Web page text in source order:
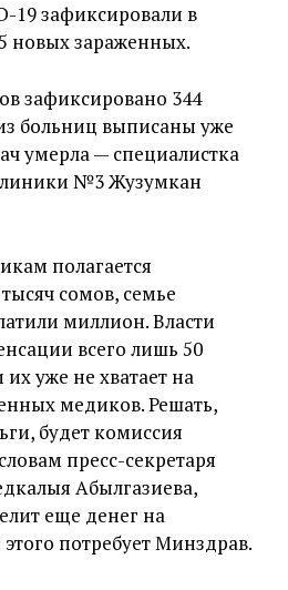
19 зафиксировали в
новых зараженных.
зафиксировано 344
больниц выписаны уже
умерла — специалистка
№3 Жузумкан
полагается
сомов, семье
миллион. Власти
всего лишь 50
уже не хватает на
медиков. Решать,
будет комиссия
пресс-секретаря
Абылгазиева,
еще денег на
потребует Минздрав.